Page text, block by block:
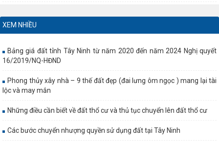
XEM NHIỀU
Bảng giá đất tỉnh Tây Ninh từ năm 2020 đến năm 2024 Nghị quyết
16/2019/NQ-HĐND
Phong thủy xây nhà – 9 thế đất đẹp (đai lưng ôm ngọc ) mang lại tài
lộc và may mắn
Những điều cần biết về đất thổ cư và thủ tục chuyển lên đất thổ cư
Các bước chuyển nhượng quyền sử dụng đất tại Tây Ninh